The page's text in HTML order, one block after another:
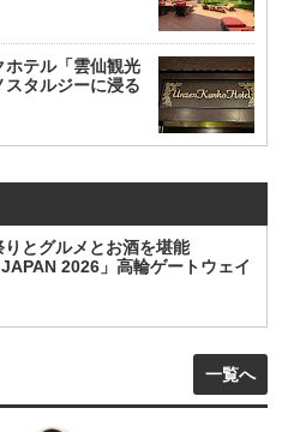
ホテル「雲仙観光
タルジーに浸る
りとグルメとお酒を堪能
JAPAN 2026」高輪ゲートウェイ
一覧へ